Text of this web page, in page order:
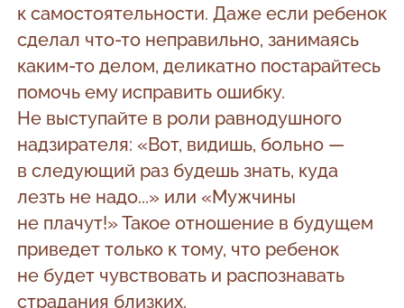
к самостоятельности. Даже если ребенок
сделал что-то неправильно, занимаясь
каким-то делом, деликатно постарайтесь
помочь ему исправить ошибку.
Не выступайте в роли равнодушного
надзирателя: «Вот, видишь, больно —
в следующий раз будешь знать, куда
лезть не надо...» или «Мужчины
не плачут!» Такое отношение в будущем
приведет только к тому, что ребенок
не будет чувствовать и распознавать
страдания близких.